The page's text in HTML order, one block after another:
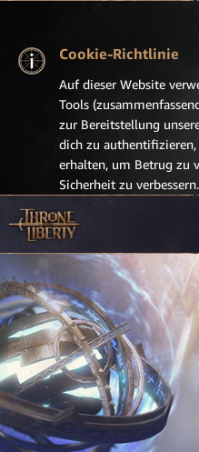
Cookie-Richtlinie
Auf dieser Website
Tools
zur Bereitstellung
dich zu
erhalten, um Betrug zu
Sicherheit zu verbessern.